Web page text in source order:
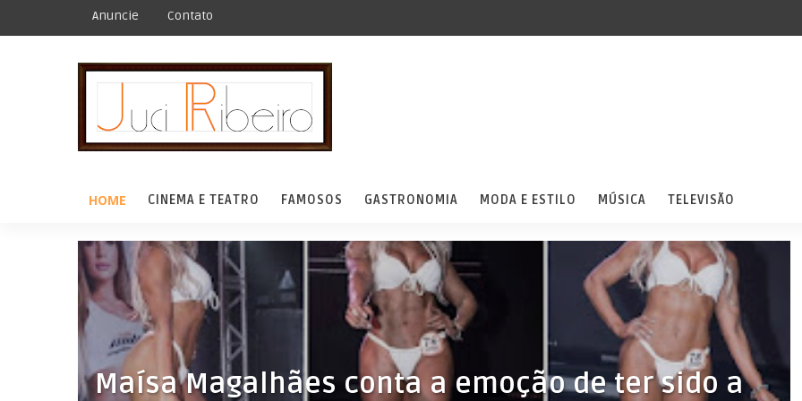
Anuncie Contato
HOME CINEMA E TEATRO FAMOSOS GASTRONOMIA MODA E ESTILO MÚSICA TELEVISÃO
Maísa Magalhães conta a emoção de ter sido a